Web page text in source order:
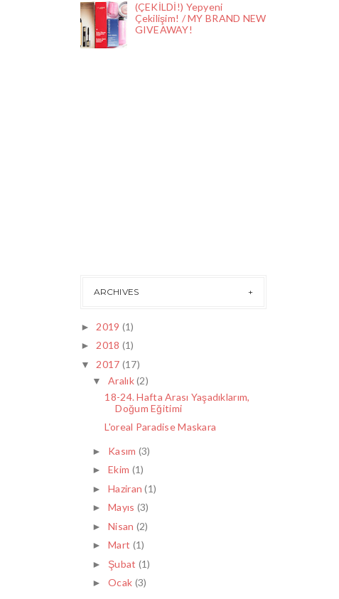
(ÇEKİLDİ!) Yepyeni
Çekilişim! / MY BRAND NEW
GIVEAWAY!
ARCHIVES
► 2019 (1)
►2018 (1)
▼ 2017 (17)
▼Aralık(2)
18-24. Hafta Arası Yaşadıklarım,
Doğum Eğitimi
L'oreal Paradise Maskara
► Kasım (3)
►Ekim (1)
►Haziran(1)
►Mayıs (3)
►Nisan (2)
►Mart (1)
► Şubat (1)
►Ocak (3)